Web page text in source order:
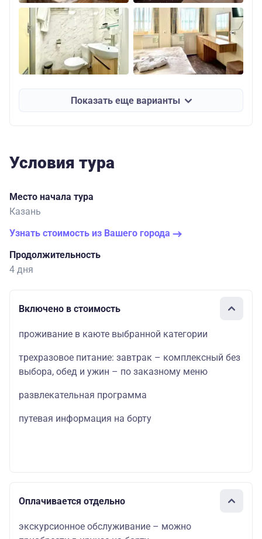
Показать еще варианты
Условия тура
Место начала тура
Казань
Узнать стоимость из Вашего города
Продолжительность
4 дня
Включено в стоимость
проживание в каюте выбранной категории
трехразовое питание: завтрак – комплексный без
выбора, обед и ужин – по заказному меню
развлекательная программа
путевая информация на борту
Оплачивается отдельно
экскурсионное обслуживание – можно